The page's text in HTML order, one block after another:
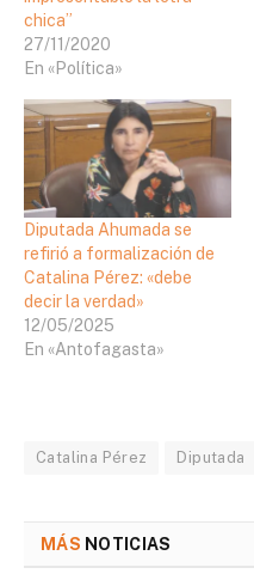
chica”
27/11/2020
En «Política»
Diputada Ahumada se
refirió a formalización de
Catalina Pérez: «debe
decir la verdad»
12/05/2025
En «Antofagasta»
Catalina Pérez Diputada
MÁS NOTICIAS